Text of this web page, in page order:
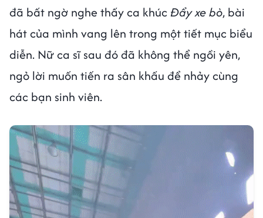
đã bất ngờ nghe thấy ca khúc Đẩy xe bò, bài
hát của mình vang lên trong một tiết mục biểu
diễn. Nữ ca sĩ sau đó đã không thể ngồi yên,
ngỏ lời muốn tiến ra sân khấu để nhảy cùng
các bạn sinh viên.